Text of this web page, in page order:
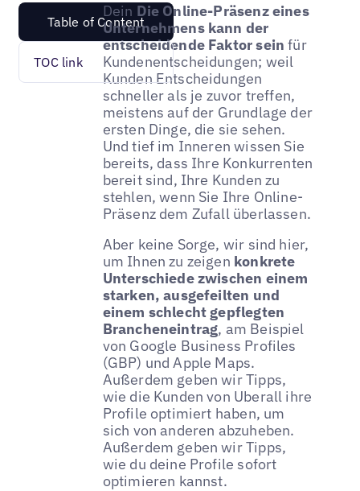
Table of Content
TOC link
Dein Die Online-Präsenz eines
Unternehmens kann der
entscheidende Faktor sein für
Kundenentscheidungen; weil
Kunden Entscheidungen
schneller als je zuvor treffen,
meistens auf der Grundlage der
ersten Dinge, die sie sehen.
Und tief im Inneren wissen Sie
bereits, dass Ihre Konkurrenten
bereit sind, Ihre Kunden zu
stehlen, wenn Sie Ihre Online-
Präsenz dem Zufall überlassen.
Aber keine Sorge, wir sind hier,
um Ihnen zu zeigen konkrete
Unterschiede zwischen einem
starken, ausgefeilten und
einem schlecht gepflegten
Brancheneintrag, am Beispiel
von Google Business Profiles
(GBP) und Apple Maps.
Außerdem geben wir Tipps,
wie die Kunden von Uberall ihre
Profile optimiert haben, um
sich von anderen abzuheben.
Außerdem geben wir Tipps,
wie du deine Profile sofort
optimieren kannst.